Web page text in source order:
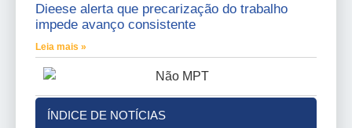
Dieese alerta que precarização do trabalho
impede avanço consistente
Leia mais »
ÍNDICE DE NOTÍCIAS